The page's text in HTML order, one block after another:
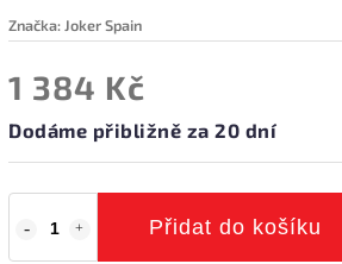
Značka: Joker Spain
1 384 Kč
Dodáme přibližně za 20 dní
Přidat do košíku